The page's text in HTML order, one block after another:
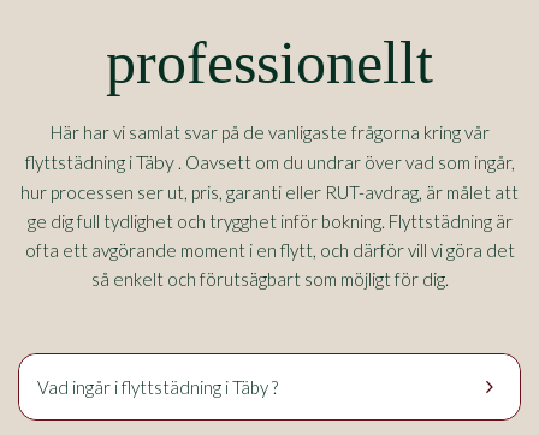
professionellt
Här har vi samlat svar på de vanligaste frågorna kring vår
flyttstädning iTäby . Oavsett om du undrar över vad som ingår,
hur processen ser ut, pris, garanti eller RUT-avdrag, är målet att
ge dig full tydlighet och trygghet inför bokning. Flyttstädning är
ofta ett avgörande moment i en flytt, och därför vill vi göra det
så enkelt och förutsägbart som möjligt för dig.
keyboard_arrow_right
Vad ingår i flyttstädning i Täby ?